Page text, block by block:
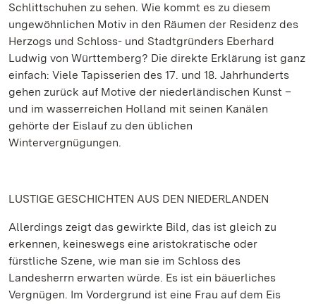
Schlittschuhen zu sehen. Wie kommt es zu diesem
ungewöhnlichen Motiv in den Räumen der Residenz des
Herzogs und Schloss- und Stadtgründers Eberhard
Ludwig von Württemberg? Die direkte Erklärung ist ganz
einfach: Viele Tapisserien des 17. und 18. Jahrhunderts
gehen zurück auf Motive der niederländischen Kunst –
und im wasserreichen Holland mit seinen Kanälen
gehörte der Eislauf zu den üblichen
Wintervergnügungen.
LUSTIGE GESCHICHTEN AUS DEN NIEDERLANDEN
Allerdings zeigt das gewirkte Bild, das ist gleich zu
erkennen, keineswegs eine aristokratische oder
fürstliche Szene, wie man sie im Schloss des
Landesherrn erwarten würde. Es ist ein bäuerliches
Vergnügen. Im Vordergrund ist eine Frau auf dem Eis